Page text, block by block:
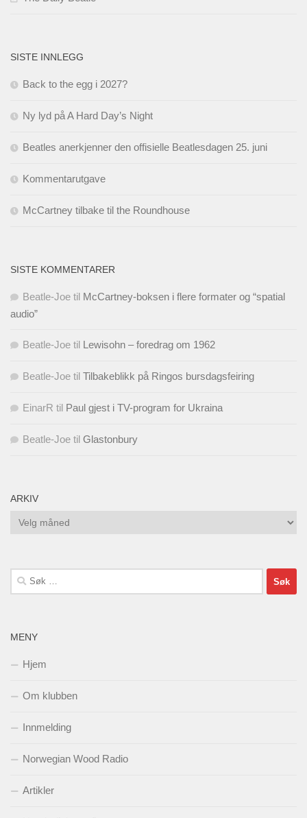
SISTE INNLEGG
Back to the egg i 2027?
Ny lyd på A Hard Day’s Night
Beatles anerkjenner den offisielle Beatlesdagen 25. juni
Kommentarutgave
McCartney tilbake til the Roundhouse
SISTE KOMMENTARER
Beatle-Joe til McCartney-boksen i flere formater og “spatial
audio”
Beatle-Joe til Lewisohn – foredrag om 1962
Beatle-Joe til Tilbakeblikk på Ringos bursdagsfeiring
EinarR til Paul gjest i TV-program for Ukraina
Beatle-Joe til Glastonbury
ARKIV
Arkiv
Søk
etter:
MENY
Hjem
Om klubben
Innmelding
Norwegian Wood Radio
Artikler